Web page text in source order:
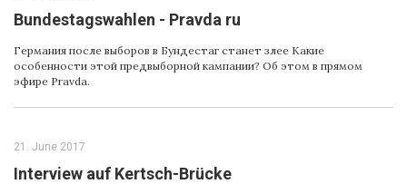
Bundestagswahlen - Pravda ru
Германия после выборов в Бундестаг станет злее Какие
особенности этой предвыборной кампании? Об этом в прямом
эфире Pravda.
21. June 2017
Interview auf Kertsch-Brücke